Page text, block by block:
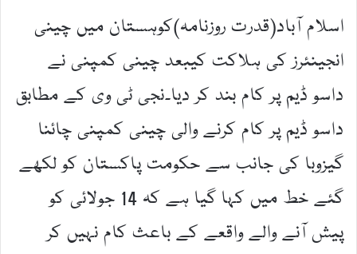
اسلام آباد(قدرت روزنامہ)کوہستان میں چینی
انجینئرز کی ہلاکت کیبعد چینی کمپنی نے
داسو ڈیم پر کام بند کر دیا۔نجی ٹی وی کے مطابق
داسو ڈیم پر کام کرنے والی چینی کمپنی چائنا
گیزوبا کی جانب سے حکومت پاکستان کو لکھے
گئے خط میں کہا گیا ہے کہ 14 جولائی کو
پیش آنے والے واقعے کے باعث کام نہیں کر